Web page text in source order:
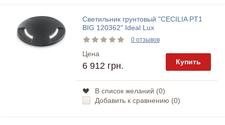
Светильник грунтовый "CECILIA PT1
BIG 120362" Ideal Lux
0 отзывов
Цена
6 912 грн. Купить
В список желаний (0)
Добавить к сравнению (0)